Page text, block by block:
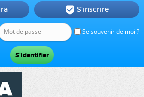
Se souvenir de moi ?
 S'inscrire